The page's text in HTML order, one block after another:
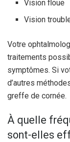
Vision floue
Vision
Votre
traitements
symptômes. Si
d’autres
greffe de cornée.
À quelle
sont-elles